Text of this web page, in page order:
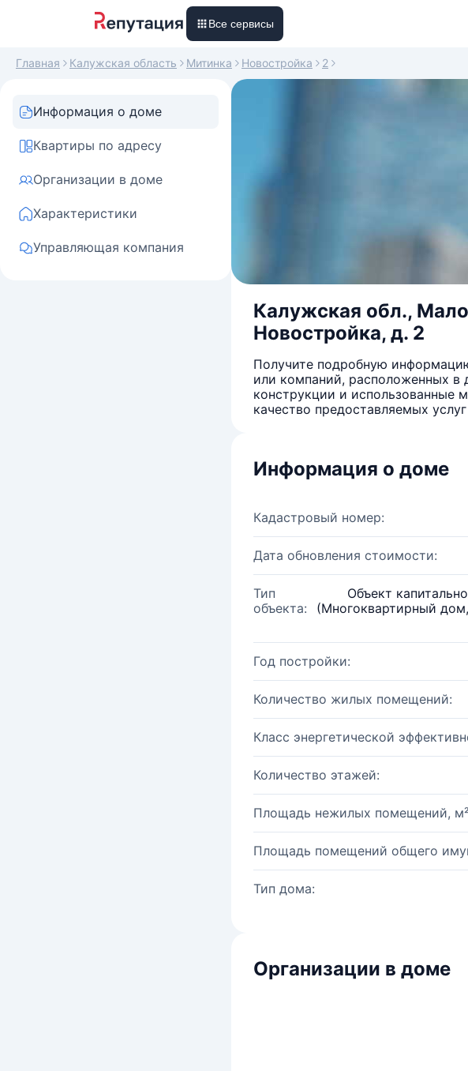
Все сервисы
Главная Калужская область Митинка Новостройка 2
Информация о доме
Квартиры по адресу
Организации в доме
Характеристики
Управляющая компания
Калужская обл.,
Новостройка, д. 2
Получите подробную
или компаний, расположенных в
конструкции и использованные
качество предоставляемых услуг
Информация о доме
Кадастровый номер:
Дата обновления стоимости:
Тип
объекта:
Объект
(Многоквартирный
Год постройки:
Количество жилых помещений:
Класс энергетической
Количество этажей:
Площадь нежилых помещений,
Площадь помещений общего
Тип дома:
Организации в доме